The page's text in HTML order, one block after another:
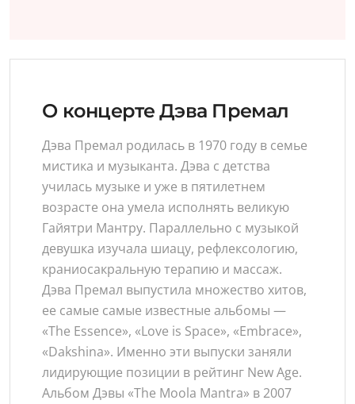
О концерте Дэва Премал
Дэва Премал родилась в 1970 году в семье
мистика и музыканта. Дэва с детства
училась музыке и уже в пятилетнем
возрасте она умела исполнять великую
Гайятри Мантру. Параллельно с музыкой
девушка изучала шиацу, рефлексологию,
краниосакральную терапию и массаж.
Дэва Премал выпустила множество хитов,
ее самые самые известные альбомы —
«The Essence», «Love is Space», «Embrace»,
«Dakshina». Именно эти выпуски заняли
лидирующие позиции в рейтинг New Age.
Альбом Дэвы «The Moola Mantra» в 2007